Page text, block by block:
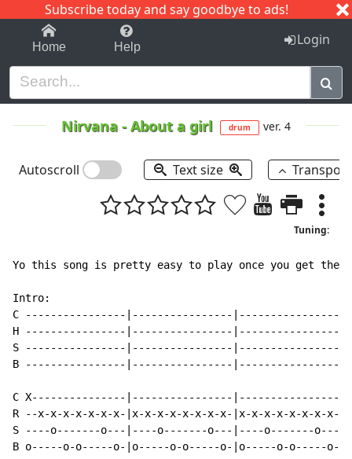
Subscribe today and say goodbye to ads!
1-9 C I J
Home Help Login
Nirvana -About a girl drum ver. 4
Autoscroll Text size
Tuning:
Yo this song is pretty easy to play once you get the
Intro:
C ----------------|----------------|----------------
H ----------------|----------------|----------------
S ----------------|----------------|----------------
B ----------------|----------------|----------------
C X---------------|----------------|----------------
R --x-x-x-x-x-x-x-|x-x-x-x-x-x-x-x-|x-x-x-x-x-x-x-x-
S ----o-------o---|----o-------o---|----o-------o---|--
B o-----o-o-----o-|o-----o-o-----o-|o-----o-o-----o-